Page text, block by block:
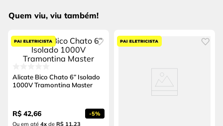
Quem viu, viu também!
Alicate Bico Chato 6” Isolado
1000V Tramontina Master
R$ 42,66 -5%
Ou em até 4x de R$ 11,23